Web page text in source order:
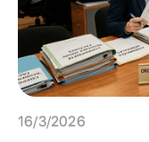
16/3/2026